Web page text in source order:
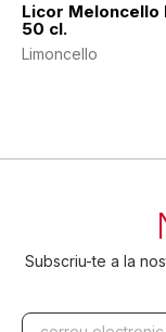
Licor Meloncello
50 cl.
Limoncello
Subscriu-te a la